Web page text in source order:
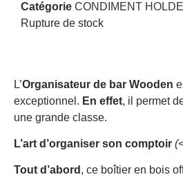
Catégorie CONDIMENT
Rupture de stock
L’Organisateur de bar Wooden
exceptionnel. En effet, il permet
une grande classe.
L’art d’organiser son comptoir
Tout d’abord , ce boîtier en bois